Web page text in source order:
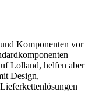
Komponenten vor
Lolland, helfen aber
Design,